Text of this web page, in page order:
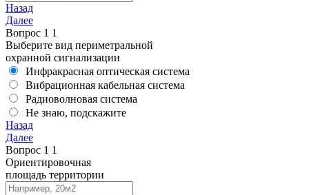
Назад
Далее
Вопрос 1 1
Выберите вид периметральной
охранной сигнализации
Инфракрасная оптическая система
Вибрационная кабельная система
Радиоволновая система
Не знаю, подскажите
Назад
Далее
Вопрос 1 1
Ориентировочная
площадь территории